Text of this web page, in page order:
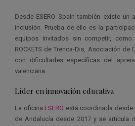
Desde ESERO Spain también existe un
inclusión. Prueba de ello es la
equipos invitados sin competir,
ROCKETS de Trenca-Dis, Asociación
con dificultades específicas del
valenciana.
Líder en innovación educativa
La oficina ESERO está coordinada desde
de Andalucía desde 2017 y se articula